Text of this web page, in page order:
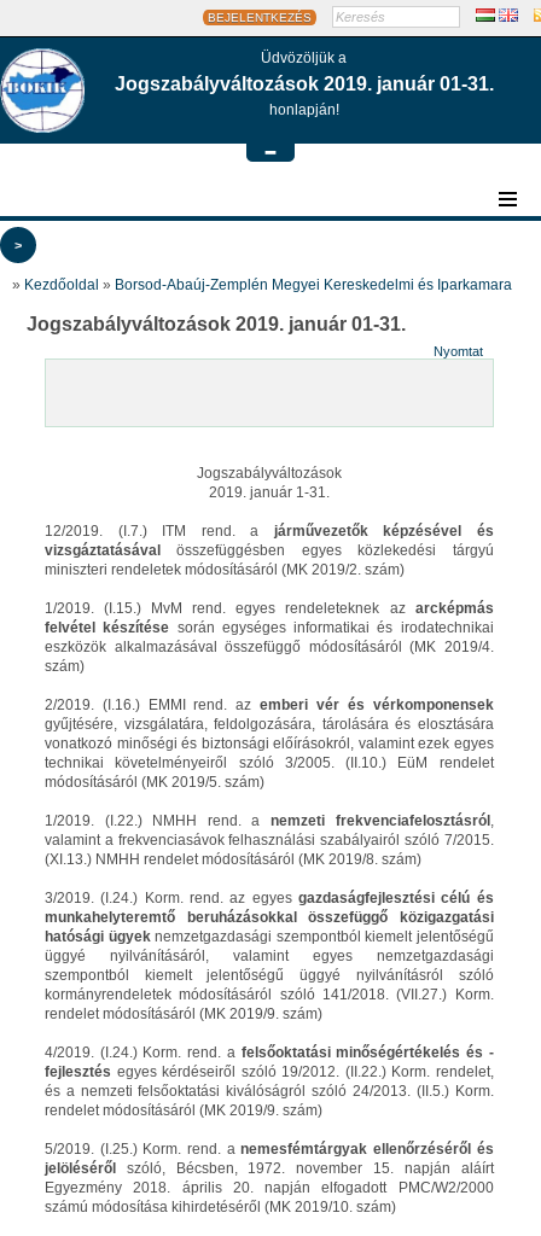
BEJELENTKEZÉS
Üdvözöljük a
Jogszabályváltozások 2019. január 01-31.
honlapján!
-
>
» Kezdőoldal » Borsod-Abaúj-Zemplén Megyei Kereskedelmi és Iparkamara
Jogszabályváltozások 2019. január 01-31.
Nyomtat
Jogszabályváltozások
2019. január 1-31.
12/2019. (I.7.) ITM rend. a
járművezetők képzésével és
vizsgáztatásával
összefüggésben egyes közlekedési tárgyú
miniszteri rendeletek módosításáról (MK 2019/2. szám)
1/2019. (I.15.) MvM rend. egyes rendeleteknek az arcképmás
felvétel készítése során egységes informatikai és irodatechnikai
eszközök alkalmazásával összefüggő módosításáról (MK 2019/4.
szám)
2/2019. (I.16.) EMMI rend. azemberi vér és vérkomponensek
gyűjtésére, vizsgálatára, feldolgozására, tárolására és elosztására
vonatkozó minőségi és biztonsági előírásokról, valamint ezek egyes
technikai követelményeiről szóló 3/2005. (II.10.) EüM rendelet
módosításáról (MK 2019/5. szám)
1/2019. (I.22.) NMHH rend. a nemzeti frekvenciafelosztásról ,
valamint a frekvenciasávok felhasználási szabályairól szóló 7/2015.
(XI.13.) NMHH rendelet módosításáról (MK 2019/8. szám)
3/2019. (I.24.) Korm. rend. az egyes gazdaságfejlesztési célú és
munkahelyteremtő beruházásokkal összefüggő közigazgatási
hatósági ügyeknemzetgazdasági szempontból kiemelt jelentőségű
üggyé nyilvánításáról, valamint egyes nemzetgazdasági
szempontból kiemelt jelentőségű üggyé nyilvánításról szóló
kormányrendeletek módosításáról szóló 141/2018. (VII.27.) Korm.
rendelet módosításáról (MK 2019/9. szám)
4/2019. (I.24.) Korm. rend. a felsőoktatási minőségértékelés és -
fejlesztés egyes kérdéseiről szóló 19/2012. (II.22.) Korm. rendelet,
és a nemzeti felsőoktatási kiválóságról szóló 24/2013. (II.5.) Korm.
rendelet módosításáról (MK 2019/9. szám)
5/2019. (I.25.) Korm. rend. anemesfémtárgyak ellenőrzéséről és
jelöléséről
szóló, Bécsben, 1972. november 15. napján aláírt
Egyezmény 2018. április 20. napján elfogadott PMC/W2/2000
számú módosítása kihirdetéséről (MK 2019/10. szám)